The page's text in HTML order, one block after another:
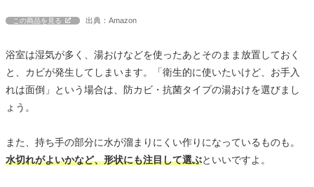
この商品を見る 出典：Amazon
浴室は湿気が多く、湯おけなどを使ったあとそのまま放置しておく
と、カビが発生してしまいます。「衛生的に使いたいけど、お手入
れは面倒」という場合は、防カビ・抗菌タイプの湯おけを選びまし
ょう。
また、持ち手の部分に水が溜まりにくい作りになっているものも。
水切れがよいかなど、形状にも注目して選ぶといいですよ。